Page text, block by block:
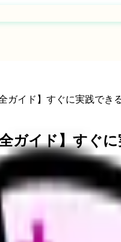
ガイド】すぐに実践でき
ガイド】すぐに